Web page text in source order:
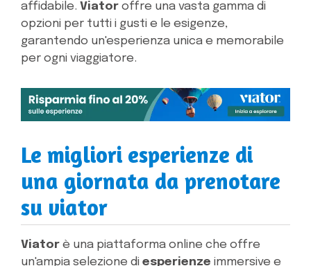
affidabile. Viator offre una vasta gamma di
opzioni per tutti i gusti e le esigenze,
garantendo un'esperienza unica e memorabile
per ogni viaggiatore.
Le migliori esperienze di
una giornata da prenotare
su viator
Viator è una piattaforma online che offre
un'ampia selezione di esperienze immersive e